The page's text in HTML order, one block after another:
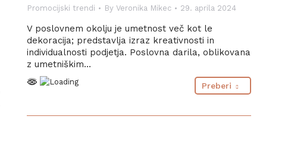
Promocijski trendi ByVeronika Mikec 29. aprila 2024
V poslovnem okolju je umetnost več kot le
dekoracija; predstavlja izraz kreativnosti in
individualnosti podjetja. Poslovna darila, oblikovana
z umetniškim…
Preberi